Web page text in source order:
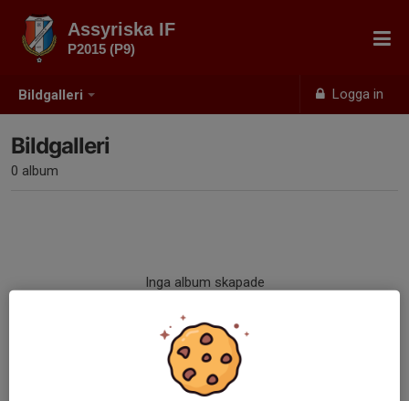
Bildgalleri Logga in
Assyriska IF
P2015 (P9)
Bildgalleri
0 album
Inga album skapade